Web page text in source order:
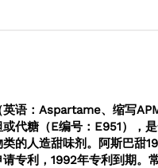
英语：Aspartame、缩写
代糖（E编号：E951），
的人造甜味剂。阿斯巴甜
专利，1992年专利到期。